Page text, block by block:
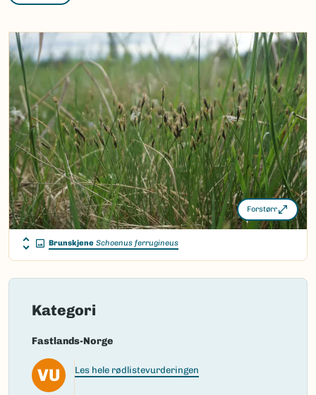
Nynorsk:
brunskjene
Nordsamisk/Davvisámegiella:
ruostaluktáš
Vitenskapelig navn ID:
99792
Takson ID:137518
Gå til Nortaxa for flere detaljer
(Ekstern lenke)
Forstørr
Brunskjene Schoenus ferrugineus
Kategori
Fastlands-Norge
VU Les hele rødlistevurderingen